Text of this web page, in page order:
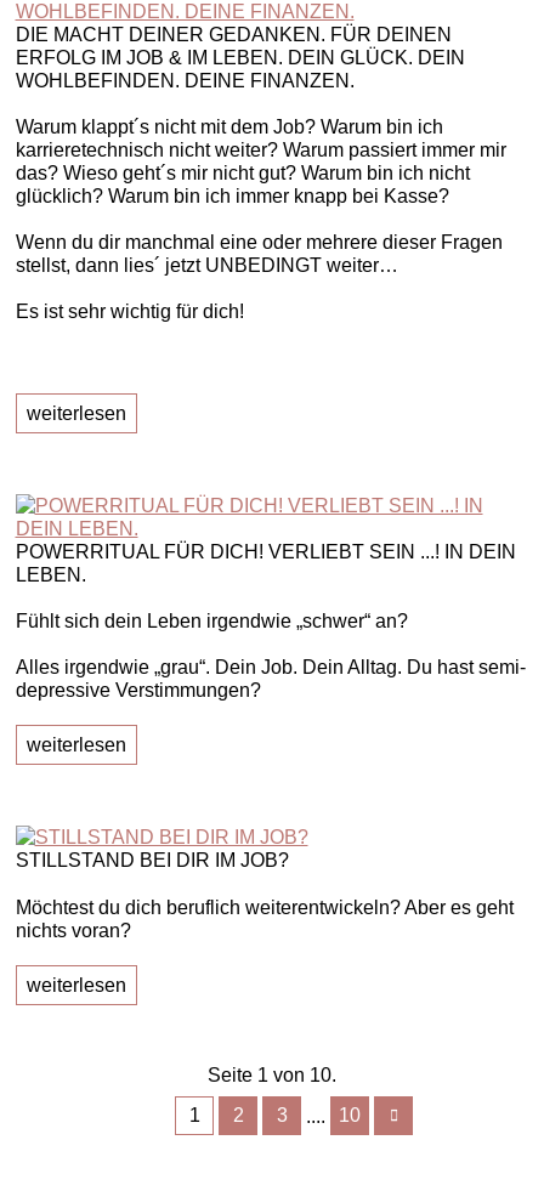
DIE MACHT DEINER GEDANKEN. FÜR DEINEN
ERFOLG IM JOB & IM LEBEN. DEIN GLÜCK. DEIN
WOHLBEFINDEN. DEINE FINANZEN.
Warum klappt´s nicht mit dem Job? Warum bin ich
karrieretechnisch nicht weiter? Warum passiert immer mir
das? Wieso geht´s mir nicht gut? Warum bin ich nicht
glücklich? Warum bin ich immer knapp bei Kasse?
Wenn du dir manchmal eine oder mehrere dieser Fragen
stellst, dann lies´ jetzt UNBEDINGT weiter…
Es ist sehr wichtig für dich!
weiterlesen
POWERRITUAL FÜR DICH! VERLIEBT SEIN ...! IN DEIN
LEBEN.
Fühlt sich dein Leben irgendwie „schwer“ an?
Alles irgendwie „grau“. Dein Job. Dein Alltag. Du hast semi-
depressive Verstimmungen?
weiterlesen
STILLSTAND BEI DIR IM JOB?
Möchtest du dich beruflich weiterentwickeln? Aber es geht
nichts voran?
weiterlesen
Seite 1 von 10.
1
2 3 .... 10